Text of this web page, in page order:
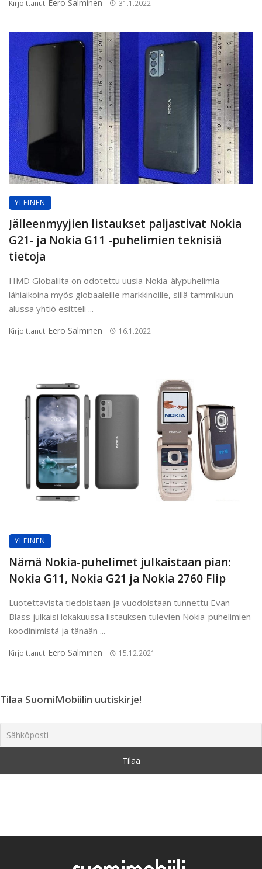
Kirjoittanut Eero Salminen 31.1.2022
YLEINEN
Jälleenmyyjien listaukset paljastivat Nokia
G21- ja Nokia G11 -puhelimien teknisiä
tietoja
HMD Globalilta on odotettu uusia Nokia-älypuhelimia
lähiaikoina myös globaaleille markkinoille, sillä tammikuun
alussa yhtiö esitteli ...
Kirjoittanut Eero Salminen 16.1.2022
YLEINEN
Nämä Nokia-puhelimet julkaistaan pian:
Nokia G11, Nokia G21 ja Nokia 2760 Flip
Luotettavista tiedoistaan ja vuodoistaan tunnettu Evan
Blass julkaisi lokakuussa listauksen tulevien Nokia-puhelimien
koodinimistä ja tänään ...
Kirjoittanut Eero Salminen 15.12.2021
Tilaa SuomiMobiilin uutiskirje!